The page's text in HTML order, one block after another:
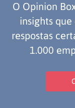
O Opinion
insights
respostas
1.000